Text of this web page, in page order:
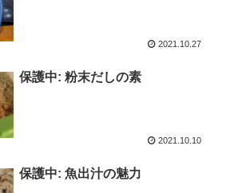
2021.10.27
保護中: 粉末だしの素
2021.10.10
保護中: 魚出汁の魅力